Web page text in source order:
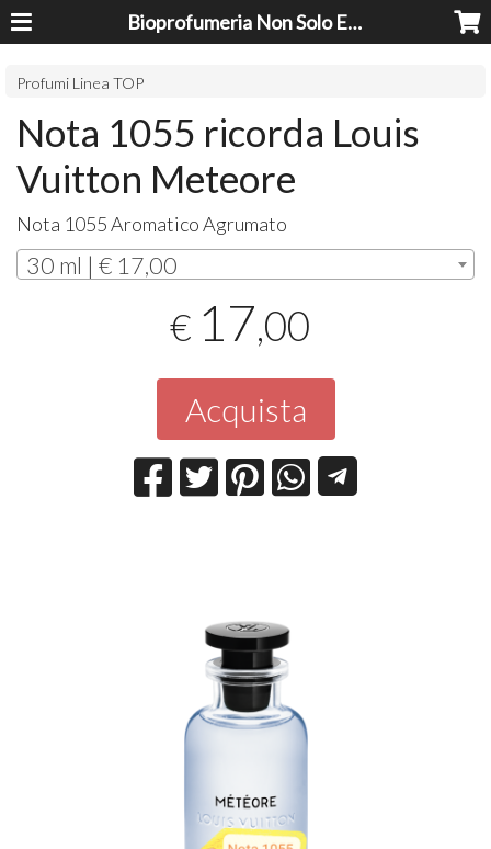
Bioprofumeria Non Solo Essenze
Profumi Linea TOP
Nota 1055 ricorda Louis
Vuitton Meteore
Nota 1055 Aromatico Agrumato
30 ml | € 17,00
€ 17,00
Acquista